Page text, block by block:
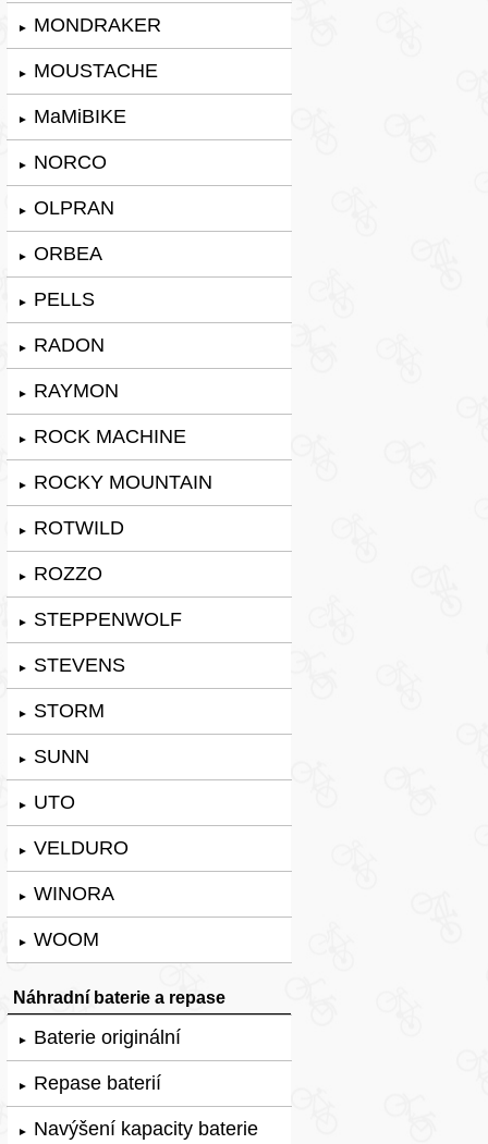
► MONDRAKER
► MOUSTACHE
► MaMiBIKE
► NORCO
► OLPRAN
► ORBEA
► PELLS
► RADON
► RAYMON
► ROCK MACHINE
► ROCKY MOUNTAIN
► ROTWILD
► ROZZO
► STEPPENWOLF
► STEVENS
► STORM
► SUNN
► UTO
► VELDURO
► WINORA
► WOOM
Náhradní baterie a repase
► Baterie originální
► Repase baterií
► Navýšení kapacity baterie